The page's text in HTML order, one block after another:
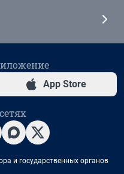
App Store
и государственных органов